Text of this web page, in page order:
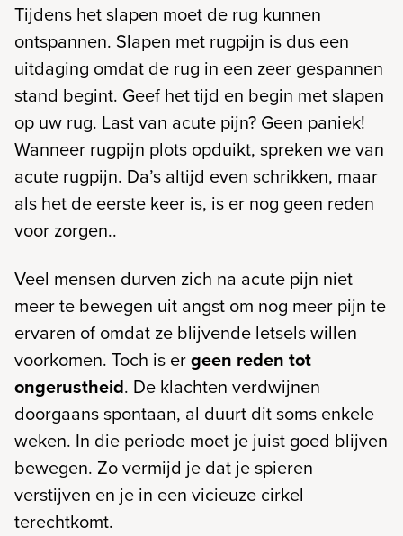
Tijdens het slapen moet de rug kunnen
ontspannen. Slapen met rugpijn is dus een
uitdaging omdat de rug in een zeer gespannen
stand begint. Geef het tijd en begin met slapen
op uw rug. Last van acute pijn? Geen paniek!
Wanneer rugpijn plots opduikt, spreken we van
acute rugpijn. Da’s altijd even schrikken, maar
als het de eerste keer is, is er nog geen reden
voor zorgen..
Veel mensen durven zich na acute pijn niet
meer te bewegen uit angst om nog meer pijn te
ervaren of omdat ze blijvende letsels willen
voorkomen. Toch is ergeen reden tot
ongerustheid. De klachten verdwijnen
doorgaans spontaan, al duurt dit soms enkele
weken. In die periode moet je juist goed blijven
bewegen. Zo vermijd je dat je spieren
verstijven en je in een vicieuze cirkel
terechtkomt.